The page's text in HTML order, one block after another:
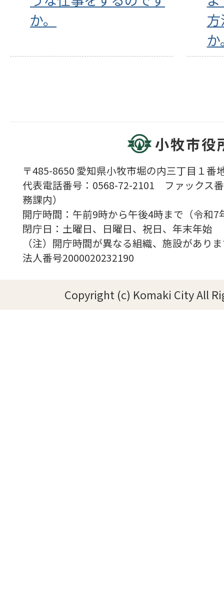
か。
小牧市役
〒485-8650 愛知県小牧市堀の内三丁目１番
代表電話番号：0568-72-2101 ファックス
務課内）
開庁時間：午前9時から午後4時まで（令
閉庁日：土曜日、日曜日、祝日、年末年始
（注）開庁時間が異なる組織、施設があり
法人番号2000020232190
Copyright (c) Komaki City All